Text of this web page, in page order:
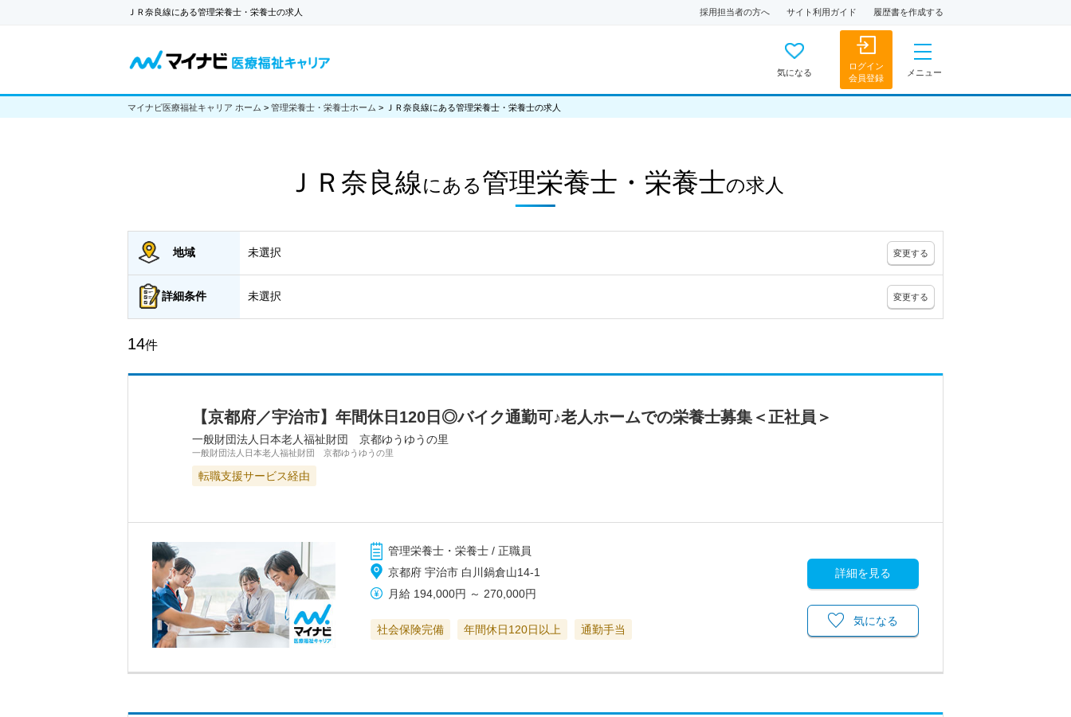
ＪＲ奈良線にある管理栄養士・栄養士の求人 採用担当者の方へ サイト利用ガイド 履歴書を作成する
気になる
ログイン
会員登録
メニュー
マイナビ医療福祉キャリア ホーム > 管理栄養士・栄養士ホーム > ＪＲ奈良線にある管理栄養士・栄養士の求人
ＪＲ奈良線にある管理栄養士・栄養士の求人
地域 未選択 変更する
詳細条件 未選択 変更する
14件
【京都府／宇治市】年間休日120日◎バイク通勤可♪老人ホームでの栄養士募集＜正社員＞
一般財団法人日本老人福祉財団 京都ゆうゆうの里
一般財団法人日本老人福祉財団 京都ゆうゆうの里
転職支援サービス経由
管理栄養士・栄養士 / 正職員
京都府 宇治市 白川鍋倉山14-1
月給 194,000円 ～ 270,000円
社会保険完備 年間休日120日以上 通勤手当
詳細を見る
気になる